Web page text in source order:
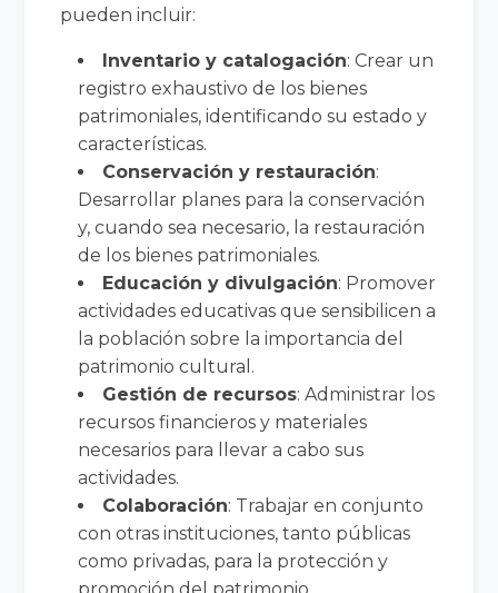
pueden incluir:
Inventario y catalogación: Crear un
registro exhaustivo de los bienes
patrimoniales, identificando su estado y
características.
Conservación y restauración:
Desarrollar planes para la conservación
y, cuando sea necesario, la restauración
de los bienes patrimoniales.
Educación y divulgación: Promover
actividades educativas que sensibilicen a
la población sobre la importancia del
patrimonio cultural.
Gestión de recursos: Administrar los
recursos financieros y materiales
necesarios para llevar a cabo sus
actividades.
Colaboración: Trabajar en conjunto
con otras instituciones, tanto públicas
como privadas, para la protección y